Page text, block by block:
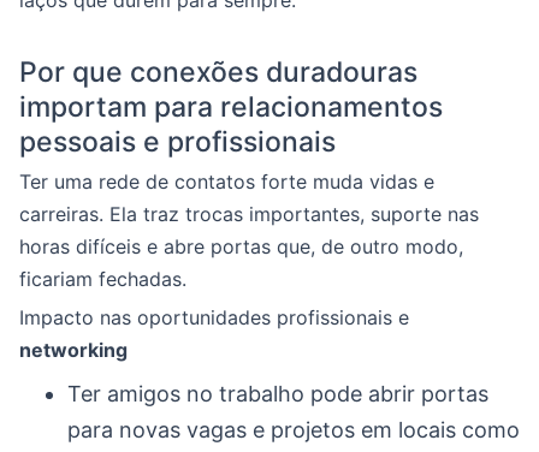
Por que conexões duradouras
importam para relacionamentos
pessoais e profissionais
Ter uma rede de contatos forte muda vidas e
carreiras. Ela traz trocas importantes, suporte nas
horas difíceis e abre portas que, de outro modo,
ficariam fechadas.
Impacto nas oportunidades profissionais e
networking
Ter amigos no trabalho pode abrir portas
para novas vagas e projetos em locais como